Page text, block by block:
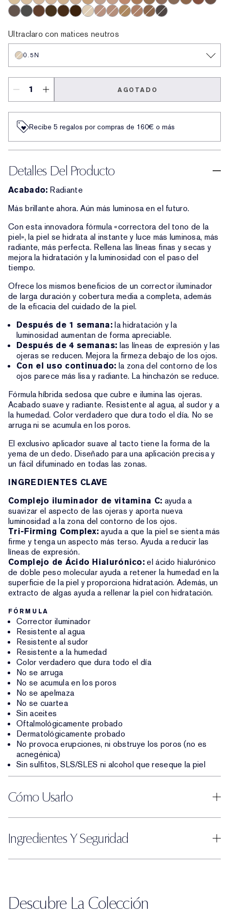
1N 1W1C2N2W2C3W0.5C3C3N4N5N6.5N5.5N
Ultraclaro con matices neutros
0.5N
AGOTADO
Recibe 5 regalos por compras de 160€ o más
Detalles Del Producto
Acabado: Radiante
Más brillante ahora. Aún más luminosa en el futuro.
Con esta innovadora fórmula «correctora del tono de la
piel», la piel se hidrata al instante y luce más luminosa, más
radiante, más perfecta. Rellena las líneas finas y secas y
mejora la hidratación y la luminosidad con el paso del
tiempo.
Ofrece los mismos beneficios de un corrector iluminador
de larga duración y cobertura media a completa, además
de la eficacia del cuidado de la piel.
Después de 1 semana:la hidratación y la
luminosidad aumentan de forma apreciable.
Después de 4 semanas: las líneas de expresión y las
ojeras se reducen. Mejora la firmeza debajo de los ojos.
Con el uso continuado: la zona del contorno de los
ojos parece más lisa y radiante. La hinchazón se reduce.
Fórmula híbrida sedosa que cubre e ilumina las ojeras.
Acabado suave y radiante. Resistente al agua, al sudor y a
la humedad. Color verdadero que dura todo el día. No se
arruga ni se acumula en los poros.
El exclusivo aplicador suave al tacto tiene la forma de la
yema de un dedo. Diseñado para una aplicación precisa y
un fácil difuminado en todas las zonas.
INGREDIENTES CLAVE
Complejo iluminador de vitamina C: ayuda a
suavizar el aspecto de las ojeras y aporta nueva
luminosidad a la zona del contorno de los ojos.
Tri-Firming Complex:ayuda a que la piel se sienta más
firme y tenga un aspecto más terso. Ayuda a reducir las
líneas de expresión.
Complejo de Ácido Hialurónico:el ácido hialurónico
de doble peso molecular ayuda a retener la humedad en la
superficie de la piel y proporciona hidratación. Además, un
extracto de algas ayuda a rellenar la piel con hidratación.
FÓRMULA
Corrector iluminador
Resistente al agua
Resistente al sudor
Resistente a la humedad
Color verdadero que dura todo el día
No se arruga
No se acumula en los poros
No se apelmaza
No se cuartea
Sin aceites
Oftalmológicamente probado
Dermatológicamente probado
No provoca erupciones, ni obstruye los poros (no es
acnegénica)
Sin sulfitos, SLS/SLES ni alcohol que reseque la piel
Cómo Usarlo
Ingredientes Y Seguridad
Descubre La Colección